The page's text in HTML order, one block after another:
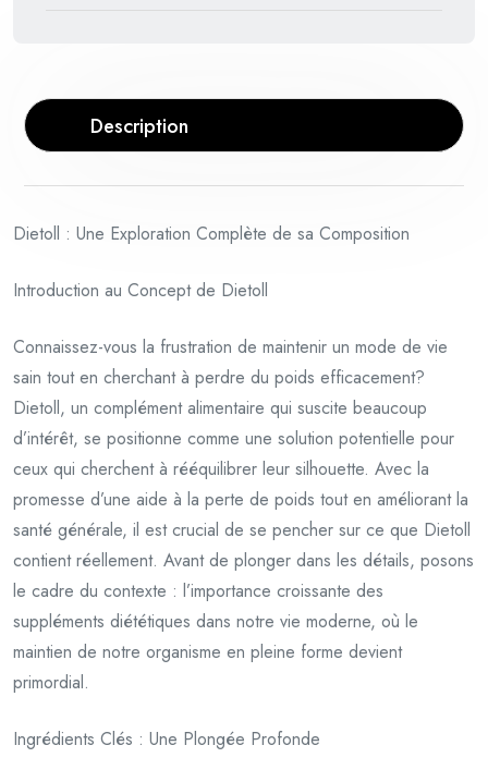
Description
Dietoll : Une Exploration Complète de sa Composition
Introduction au Concept de Dietoll
Connaissez-vous la frustration de maintenir un mode de vie
sain tout en cherchant à perdre du poids efficacement?
Dietoll, un complément alimentaire qui suscite beaucoup
d’intérêt, se positionne comme une solution potentielle pour
ceux qui cherchent à rééquilibrer leur silhouette. Avec la
promesse d’une aide à la perte de poids tout en améliorant la
santé générale, il est crucial de se pencher sur ce que Dietoll
contient réellement. Avant de plonger dans les détails, posons
le cadre du contexte : l’importance croissante des
suppléments diététiques dans notre vie moderne, où le
maintien de notre organisme en pleine forme devient
primordial.
Ingrédients Clés : Une Plongée Profonde